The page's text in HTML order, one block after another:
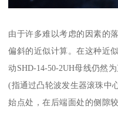
由于许多难以考虑的因素的
偏斜的近似计算。在这种近
动SHD-14-50-2UH母线仍然
(指通过凸轮波发生器滚珠中
始点处，在后端面处的侧隙